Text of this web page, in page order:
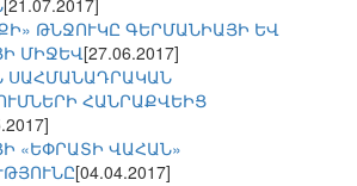
[21.07.2017]
ԹՆՋՈՒԿԸ ԳԵՐՄԱՆԻԱՅԻ ԵՎ
ՄԻՋԵՎ[27.06.2017]
ՍԱՀՄԱՆԱԴՐԱԿԱՆ
ՀԱՆՐԱՔՎԵԻՑ
«ԵՓՐԱՏԻ ՎԱՀԱՆ»
[04.04.2017]